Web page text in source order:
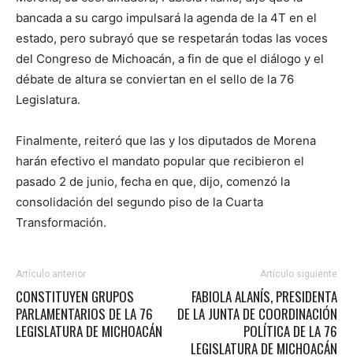
bancada a su cargo impulsará la agenda de la 4T en el
estado, pero subrayó que se respetarán todas las voces
del Congreso de Michoacán, a fin de que el diálogo y el
débate de altura se conviertan en el sello de la 76
Legislatura.
Finalmente, reiteró que las y los diputados de Morena
harán efectivo el mandato popular que recibieron el
pasado 2 de junio, fecha en que, dijo, comenzó la
consolidación del segundo piso de la Cuarta
Transformación.
Artículo anterior
CONSTITUYEN GRUPOS
PARLAMENTARIOS DE LA 76
LEGISLATURA DE MICHOACÁN
Artículo siguiente
FABIOLA ALANÍS, PRESIDENTA
DE LA JUNTA DE COORDINACIÓN
POLÍTICA DE LA 76
LEGISLATURA DE MICHOACÁN